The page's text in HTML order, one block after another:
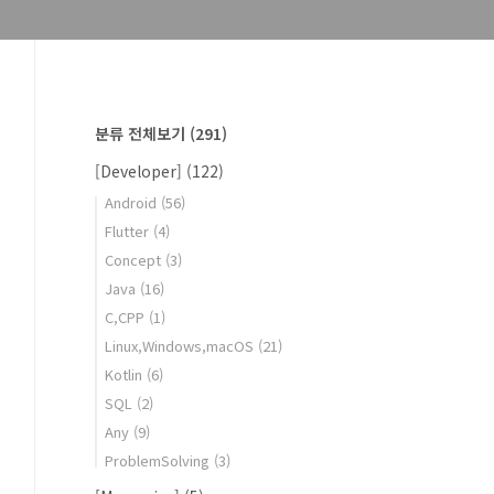
분류 전체보기 (291)
[Developer] (122)
Android (56)
Flutter (4)
Concept (3)
Java (16)
C,CPP (1)
Linux,Windows,macOS (21)
Kotlin (6)
SQL (2)
Any (9)
ProblemSolving (3)